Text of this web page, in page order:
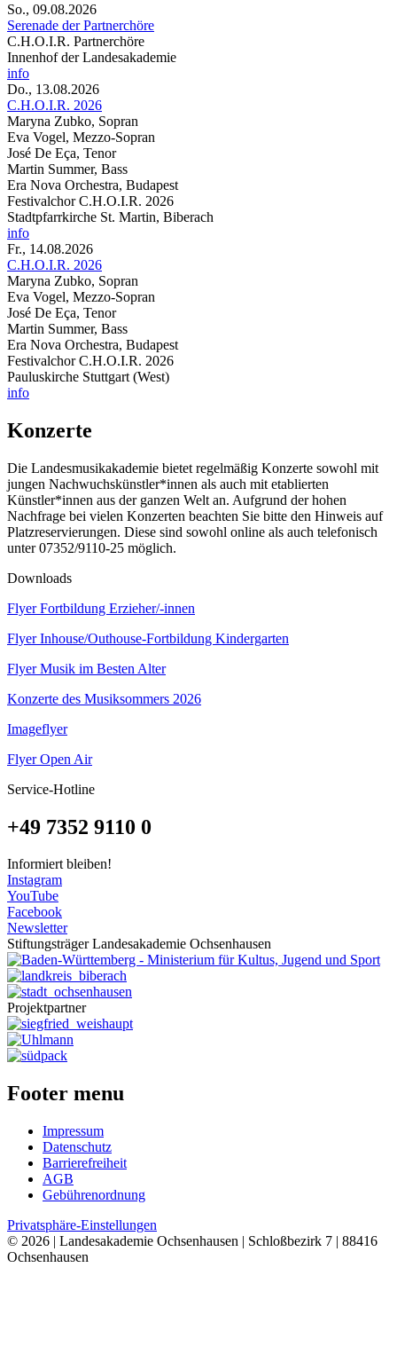
So., 09.08.2026
Serenade der Partnerchöre
C.H.O.I.R. Partnerchöre
Innenhof der Landesakademie
info
Do., 13.08.2026
C.H.O.I.R. 2026
Maryna Zubko, Sopran
Eva Vogel, Mezzo-Sopran
José De Eça, Tenor
Martin Summer, Bass
Era Nova Orchestra, Budapest
Festivalchor C.H.O.I.R. 2026
Stadtpfarrkirche St. Martin, Biberach
info
Fr., 14.08.2026
C.H.O.I.R. 2026
Maryna Zubko, Sopran
Eva Vogel, Mezzo-Sopran
José De Eça, Tenor
Martin Summer, Bass
Era Nova Orchestra, Budapest
Festivalchor C.H.O.I.R. 2026
Pauluskirche Stuttgart (West)
info
Konzerte
Die Landesmusikakademie bietet regelmäßig Konzerte sowohl mit
jungen Nachwuchskünstler*innen als auch mit etablierten
Künstler*innen aus der ganzen Welt an. Aufgrund der hohen
Nachfrage bei vielen Konzerten beachten Sie bitte den Hinweis auf
Platzreservierungen. Diese sind sowohl online als auch telefonisch
unter 07352/9110-25 möglich.
Downloads
Flyer Fortbildung Erzieher/-innen
Flyer Inhouse/Outhouse-Fortbildung Kindergarten
Flyer Musik im Besten Alter
Konzerte des Musiksommers 2026
Imageflyer
Flyer Open Air
Service-Hotline
+49 7352 9110 0
Informiert bleiben!
Instagram
YouTube
Facebook
Newsletter
Stiftungsträger Landesakademie Ochsenhausen
Projektpartner
Footer menu
Impressum
Datenschutz
Barrierefreiheit
AGB
Gebührenordnung
Privatsphäre-Einstellungen
© 2026 | Landesakademie Ochsenhausen | Schloßbezirk 7 | 88416
Ochsenhausen